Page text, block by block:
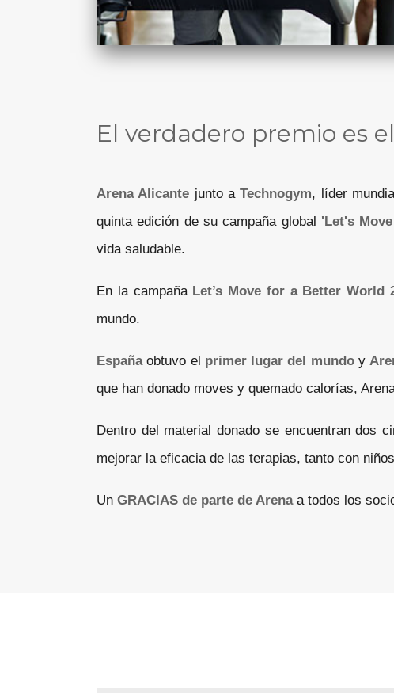
El verdadero premio es
Arena Alicante junto aTechnogym, líder
quinta edición de su campaña global 'Let's
vida saludable.
En la campaña Let’s Move for a Better World
mundo.
Españaobtuvo el primer lugar del mundoy
que han donado moves y quemado calorías,
Dentro del material donado se encuentran dos
mejorar la eficacia de las terapias, tanto con
Un GRACIAS de parte de Arenaa todos los